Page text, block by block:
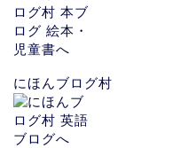
にほんブログ村